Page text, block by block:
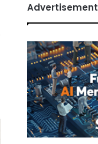
Advertisement